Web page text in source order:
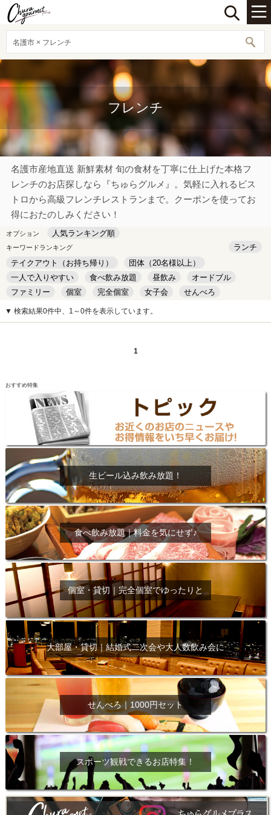
名護市 × フレンチ
フレンチ
名護市産地直送 新鮮素材 旬の食材を丁寧に仕上げた本格フ
レンチのお店探しなら『ちゅらグルメ』。気軽に入れるビス
トロから高級フレンチレストランまで。クーポンを使ってお
得におたのしみください！
オプション 人気ランキング順
キーワードランキング
ランチ
テイクアウト（お持ち帰り）
団体（20名様以上）
一人で入りやすい
食べ飲み放題 昼飲み
オードブル
ファミリー
個室 完全個室 女子会
せんべろ
キッズルーム
安い デート
▼ 検索結果0件中、1～0件を表示しています。
1
おすすめ特集
生ビール込み飲み放題！
食べ飲み放題｜料金を気にせず♪
個室・貸切｜完全個室でゆったりと
大部屋・貸切｜結婚式二次会や大人数飲み会に
せんべろ｜1000円セット
スポーツ観戦できるお店特集！